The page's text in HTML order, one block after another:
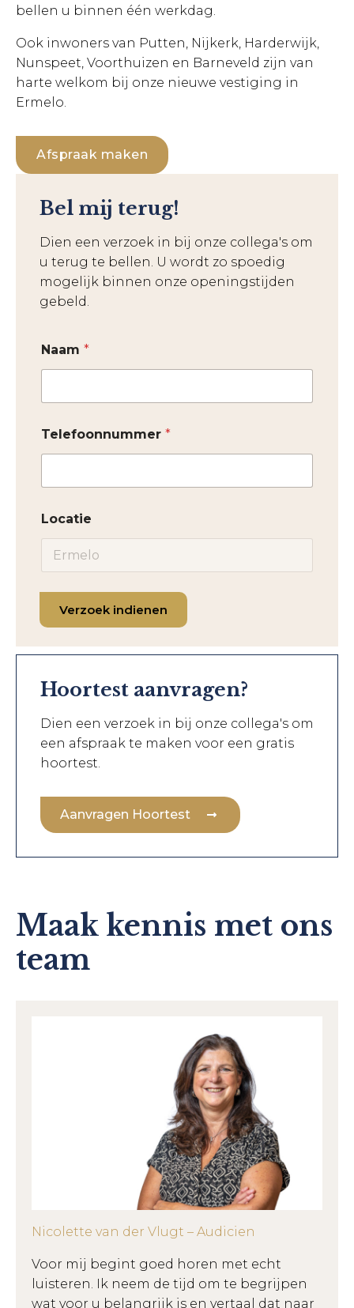
bellen u binnen één werkdag.
Ook inwoners van Putten, Nijkerk, Harderwijk,
Nunspeet, Voorthuizen en Barneveld zijn van
harte welkom bij onze nieuwe vestiging in
Ermelo.
Afspraak maken
Bel mij terug!
Dien een verzoek in bij onze collega's om
u terug te bellen. U wordt zo spoedig
mogelijk binnen onze openingstijden
gebeld.
Naam *
Telefoonnummer *
Locatie
Verzoek indienen
Hoortest aanvragen?
Dien een verzoek in bij onze collega's om
een afspraak te maken voor een gratis
hoortest.
Aanvragen Hoortest
Maak kennis met ons
team
Nicolette van der Vlugt – Audicien
Voor mij begint goed horen met echt
luisteren. Ik neem de tijd om te begrijpen
wat voor u belangrijk is en vertaal dat naar